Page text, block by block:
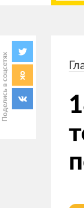
Поделись в соцсетях